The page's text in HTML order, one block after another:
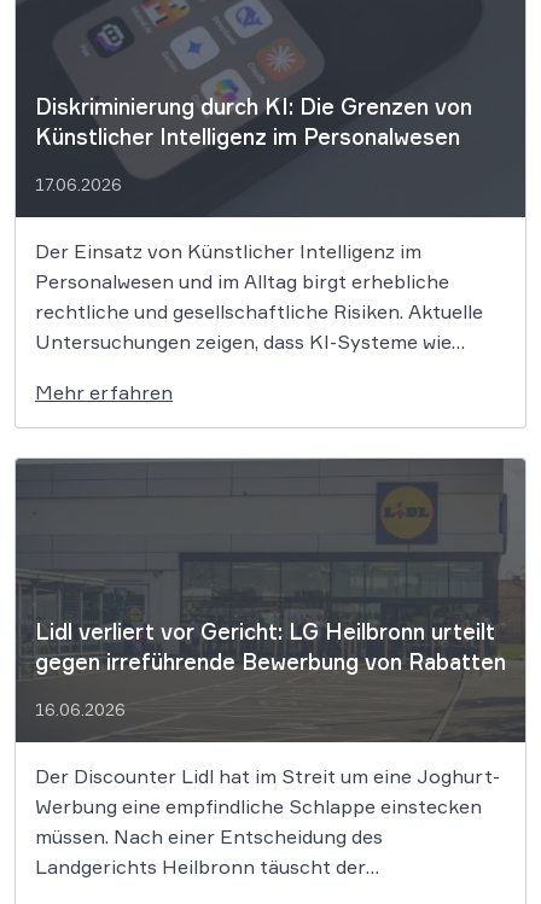
Diskriminierung durch KI: Die Grenzen von
Künstlicher Intelligenz im Personalwesen
17.06.2026
Der Einsatz von Künstlicher Intelligenz im
Personalwesen und im Alltag birgt erhebliche
rechtliche und gesellschaftliche Risiken. Aktuelle
Untersuchungen zeigen, dass KI-Systeme wie
rassistisch aussortieren und Frauen zu geringeren
Gehaltsforderungen raten. Diese digitalen
Vorurteile stellen Unternehmen vor massive
Haftungsrisiken nach dem Allgemeinen
Gleichbehandlungsgesetz. Die fortschreitende
Digitalisierung verspricht […]
Mehr erfahren
Lidl verliert vor Gericht: LG Heilbronn urteilt
gegen irreführende Bewerbung von Rabatten
16.06.2026
Der Discounter Lidl hat im Streit um eine Joghurt-
Werbung eine empfindliche Schlappe einstecken
müssen. Nach einer Entscheidung des
Landgerichts Heilbronn täuscht der